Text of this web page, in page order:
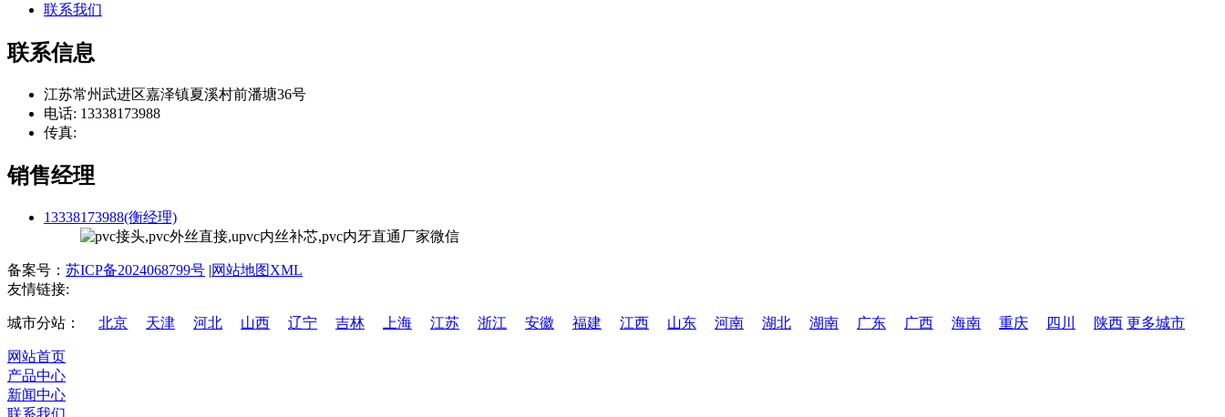
联系我们
联系信息
江苏常州武进区嘉泽镇夏溪村前潘塘36号
电话: 13338173988
传真:
销售经理
13338173988(衡经理)
备案号： 苏ICP备2024068799号 |网站地图XML
友情链接:
城市分站： 北京 天津 河北 山西 辽宁 吉林 上海 江苏 浙江 安徽 福建 江西 山东 河南 湖北 湖南 广东 广西 海南 重庆 四川 陕西 更多城市
网站首页
产品中心
新闻中心
联系我们